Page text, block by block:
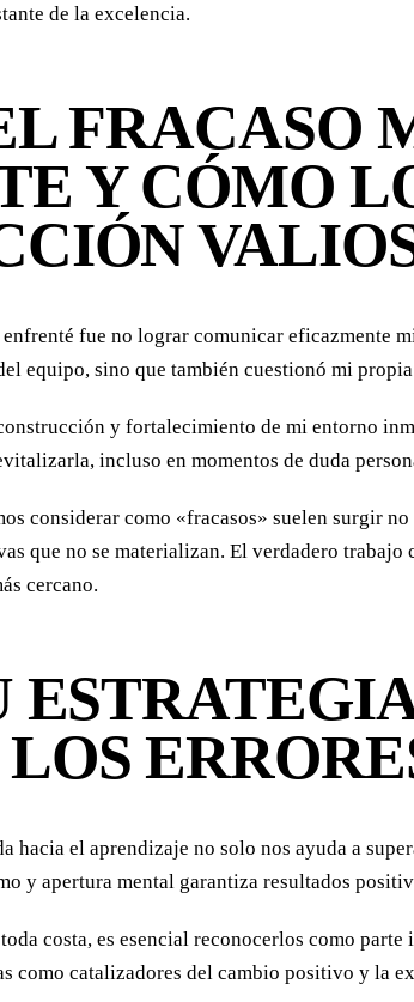
de la excelencia.
FRACASO
Y CÓMO
fue no lograr comunicar eficazmente
equipo, sino que también cuestionó mi
y fortalecimiento de mi entorno
incluso en momentos de duda
considerar como «fracasos» suelen surgir
que no se materializan. El verdadero
cercano.
hacia el aprendizaje no solo nos ayuda a
y apertura mental garantiza resultados
costa, es esencial reconocerlos como
como catalizadores del cambio positivo y la